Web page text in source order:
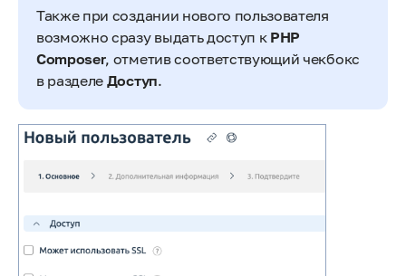
Также при создании нового пользователя
возможно сразу выдать доступ к PHP
Composer, отметив соответствующий чекбокс
в разделе Доступ.